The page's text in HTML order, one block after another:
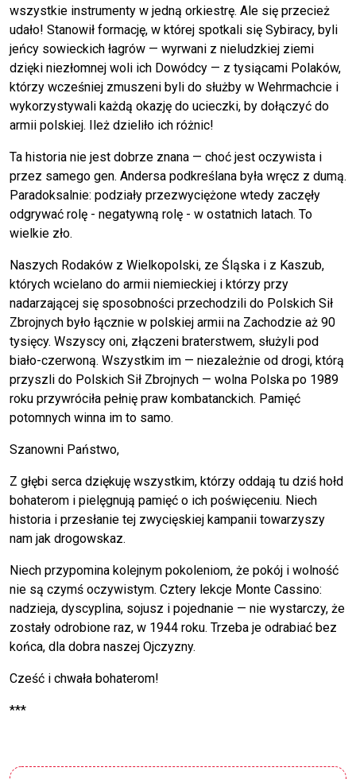
wszystkie instrumenty w jedną orkiestrę. Ale się przecież
udało! Stanowił formację, w której spotkali się Sybiracy, byli
jeńcy sowieckich łagrów — wyrwani z nieludzkiej ziemi
dzięki niezłomnej woli ich Dowódcy — z tysiącami Polaków,
którzy wcześniej zmuszeni byli do służby w Wehrmachcie i
wykorzystywali każdą okazję do ucieczki, by dołączyć do
armii polskiej. Ileż dzieliło ich różnic!
Ta historia nie jest dobrze znana — choć jest oczywista i
przez samego gen. Andersa podkreślana była wręcz z dumą.
Paradoksalnie: podziały przezwyciężone wtedy zaczęły
odgrywać rolę - negatywną rolę - w ostatnich latach. To
wielkie zło.
Naszych Rodaków z Wielkopolski, ze Śląska i z Kaszub,
których wcielano do armii niemieckiej i którzy przy
nadarzającej się sposobności przechodzili do Polskich Sił
Zbrojnych było łącznie w polskiej armii na Zachodzie aż 90
tysięcy. Wszyscy oni, złączeni braterstwem, służyli pod
biało-czerwoną. Wszystkim im — niezależnie od drogi, którą
przyszli do Polskich Sił Zbrojnych — wolna Polska po 1989
roku przywróciła pełnię praw kombatanckich. Pamięć
potomnych winna im to samo.
Szanowni Państwo,
Z głębi serca dziękuję wszystkim, którzy oddają tu dziś hołd
bohaterom i pielęgnują pamięć o ich poświęceniu. Niech
historia i przesłanie tej zwycięskiej kampanii towarzyszy
nam jak drogowskaz.
Niech przypomina kolejnym pokoleniom, że pokój i wolność
nie są czymś oczywistym. Cztery lekcje Monte Cassino:
nadzieja, dyscyplina, sojusz i pojednanie — nie wystarczy, że
zostały odrobione raz, w 1944 roku. Trzeba je odrabiać bez
końca, dla dobra naszej Ojczyzny.
Cześć i chwała bohaterom!
***